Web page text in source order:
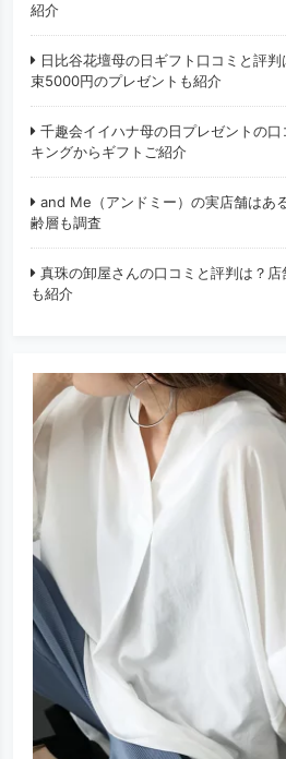
紹介
日比谷花壇母の日ギフト口コミと評
束5000円のプレゼントも紹介
千趣会イイハナ母の日プレゼントの
キングからギフトご紹介
and Me（アンドミー）の実店舗はあ
齢層も調査
真珠の卸屋さんの口コミと評判は？
も紹介